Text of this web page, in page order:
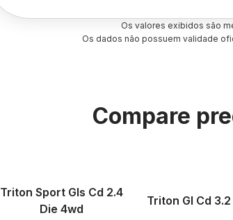
Os valores exibidos são
Os dados não possuem validade
Compare
Triton Sport Gls Cd 2.4
Die 4wd
Triton Gl Cd